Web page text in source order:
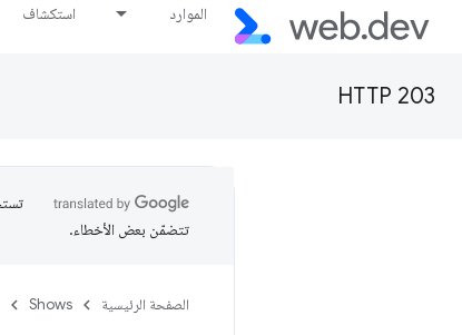
الموارد استكشاف
HTTP 203
تتضمّن بعض الأخطاء.
الصفحة الرئيسية Shows